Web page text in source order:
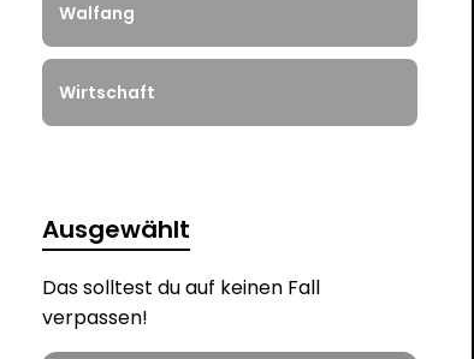
Walfang
Wirtschaft
Ausgewählt
Das solltest du auf keinen Fall
verpassen!